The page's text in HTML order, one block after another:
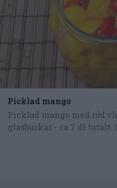
Picklad mango
Picklad mango med röd
glasburkar - ca 7 dl totalt.